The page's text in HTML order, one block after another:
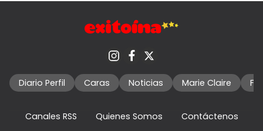
Diario Perfil Caras Noticias Marie Claire
Canales RSS Quienes Somos
Contáctenos